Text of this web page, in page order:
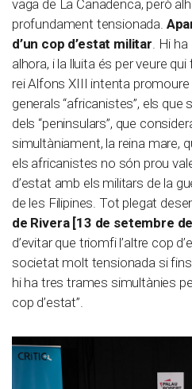
vaga de La Canadenca, però
profundament tensionada.
d’un cop d’estat militar. Hi
alhora, i la lluita és per veure
rei Alfons XIII intenta promoure
generals “africanistes”, els
dels “peninsulars”, que
simultàniament, la reina mare,
els africanistes no són prou
d’estat amb els militars de la
de les Filipines. Tot plegat
de Rivera [13 de setembre
d’evitar que triomfi l’altre cop
societat molt tensionada si
hi ha tres trames simultànies
cop d’estat”.